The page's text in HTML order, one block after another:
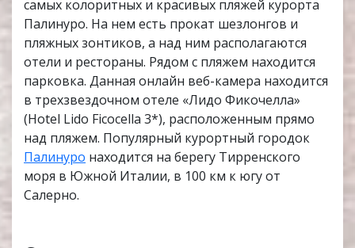
самых колоритных и красивых пляжей курорта
Палинуро. На нем есть прокат шезлонгов и
пляжных зонтиков, а над ним располагаются
отели и рестораны. Рядом с пляжем находится
парковка. Данная онлайн веб-камера находится
в трехзвездочном отеле «Лидо Фикочелла»
(Hotel Lido Ficocella 3*), расположенным прямо
над пляжем. Популярный курортный городок
Палинуро находится на берегу Тирренского
моря в Южной Италии, в 100 км к югу от
Салерно.